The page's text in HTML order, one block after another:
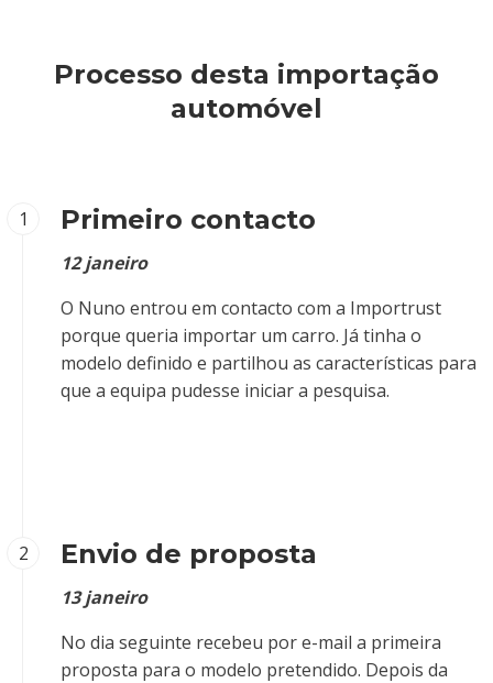
Processo desta importação
automóvel
1 Primeiro contacto
12 janeiro
O Nuno entrou em contacto com a Importrust
porque queria importar um carro. Já tinha o
modelo definido e partilhou as características para
que a equipa pudesse iniciar a pesquisa.
2 Envio de proposta
13 janeiro
No dia seguinte recebeu por e-mail a primeira
proposta para o modelo pretendido. Depois da